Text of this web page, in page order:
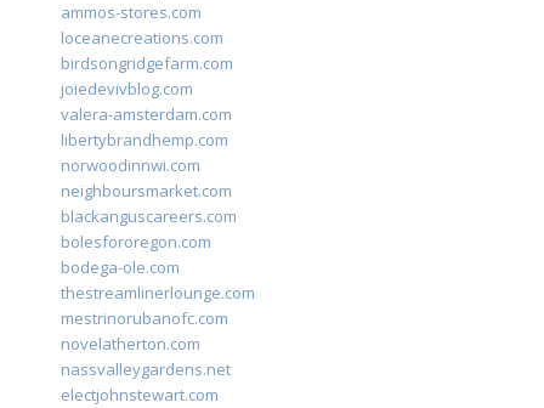
ammos-stores.com
loceanecreations.com
birdsongridgefarm.com
joiedevivblog.com
valera-amsterdam.com
libertybrandhemp.com
norwoodinnwi.com
neighboursmarket.com
blackanguscareers.com
bolesfororegon.com
bodega-ole.com
thestreamlinerlounge.com
mestrinorubanofc.com
novelatherton.com
nassvalleygardens.net
electjohnstewart.com